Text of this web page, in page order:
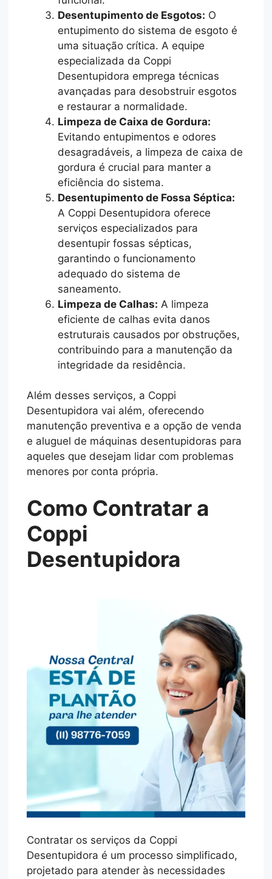
Desentupimento de Esgotos: O
entupimento do sistema de esgoto é
uma situação crítica. A equipe
especializada da Coppi
Desentupidora emprega técnicas
avançadas para desobstruir esgotos
e restaurar a normalidade.
Limpeza de Caixa de Gordura:
Evitando entupimentos e odores
desagradáveis, a limpeza de caixa de
gordura é crucial para manter a
eficiência do sistema.
Desentupimento de Fossa Séptica:
A Coppi Desentupidora oferece
serviços especializados para
desentupir fossas sépticas,
garantindo o funcionamento
adequado do sistema de
saneamento.
Limpeza de Calhas: A limpeza
eficiente de calhas evita danos
estruturais causados por obstruções,
contribuindo para a manutenção da
integridade da residência.
Além desses serviços, a Coppi
Desentupidora vai além, oferecendo
manutenção preventiva e a opção de venda
e aluguel de máquinas desentupidoras para
aqueles que desejam lidar com problemas
menores por conta própria.
Como Contratar a
Coppi
Desentupidora
Contratar os serviços da Coppi
Desentupidora é um processo simplificado,
projetado para atender às necessidades